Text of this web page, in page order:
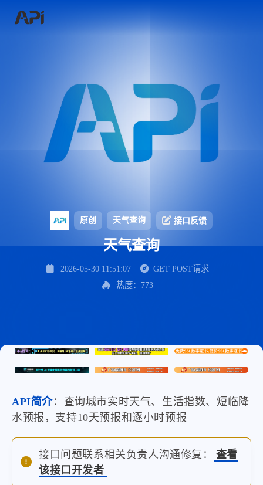
原创 天气查询 接口反馈
天气查询
2026-05-30 11:51:07
GET POST请求
热度：773
API简介：查询城市实时天气、生活指数、短临降
水预报，支持10天预报和逐小时预报
接口问题联系相关负责人沟通修复：
查看
该接口开发者